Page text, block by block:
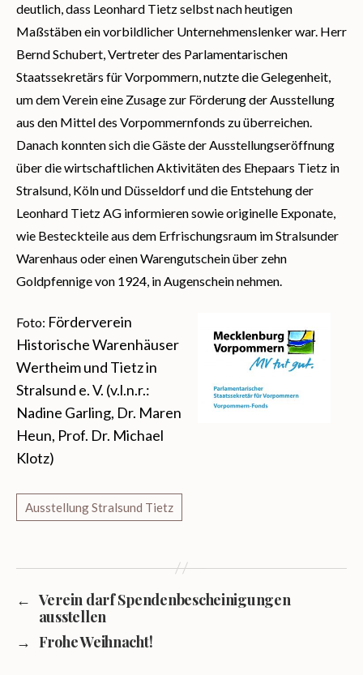
deutlich, dass Leonhard Tietz selbst nach heutigen
Maßstäben ein vorbildlicher Unternehmenslenker war. Herr
Bernd Schubert, Vertreter des Parlamentarischen
Staatssekretärs für Vorpommern, nutzte die Gelegenheit,
um dem Verein eine Zusage zur Förderung der Ausstellung
aus den Mittel des Vorpommernfonds zu überreichen.
Danach konnten sich die Gäste der Ausstellungseröffnung
über die wirtschaftlichen Aktivitäten des Ehepaars Tietz in
Stralsund, Köln und Düsseldorf und die Entstehung der
Leonhard Tietz AG informieren sowie originelle Exponate,
wie Besteckteile aus dem Erfrischungsraum im Stralsunder
Warenhaus oder einen Warengutschein über zehn
Goldpfennige von 1924, in Augenschein nehmen.
Foto: Förderverein
Historische Warenhäuser
Wertheim und Tietz in
Stralsund e. V. (v.l.n.r.:
Nadine Garling, Dr. Maren
Heun, Prof. Dr. Michael
Klotz)
← Verein darf Spendenbescheinigungen
ausstellen
→ Frohe Weihnacht!